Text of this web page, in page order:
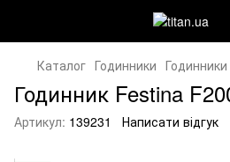
Каталог Годинники Годинники
Годинник Festina
Артикул: 139231 Написати відгук